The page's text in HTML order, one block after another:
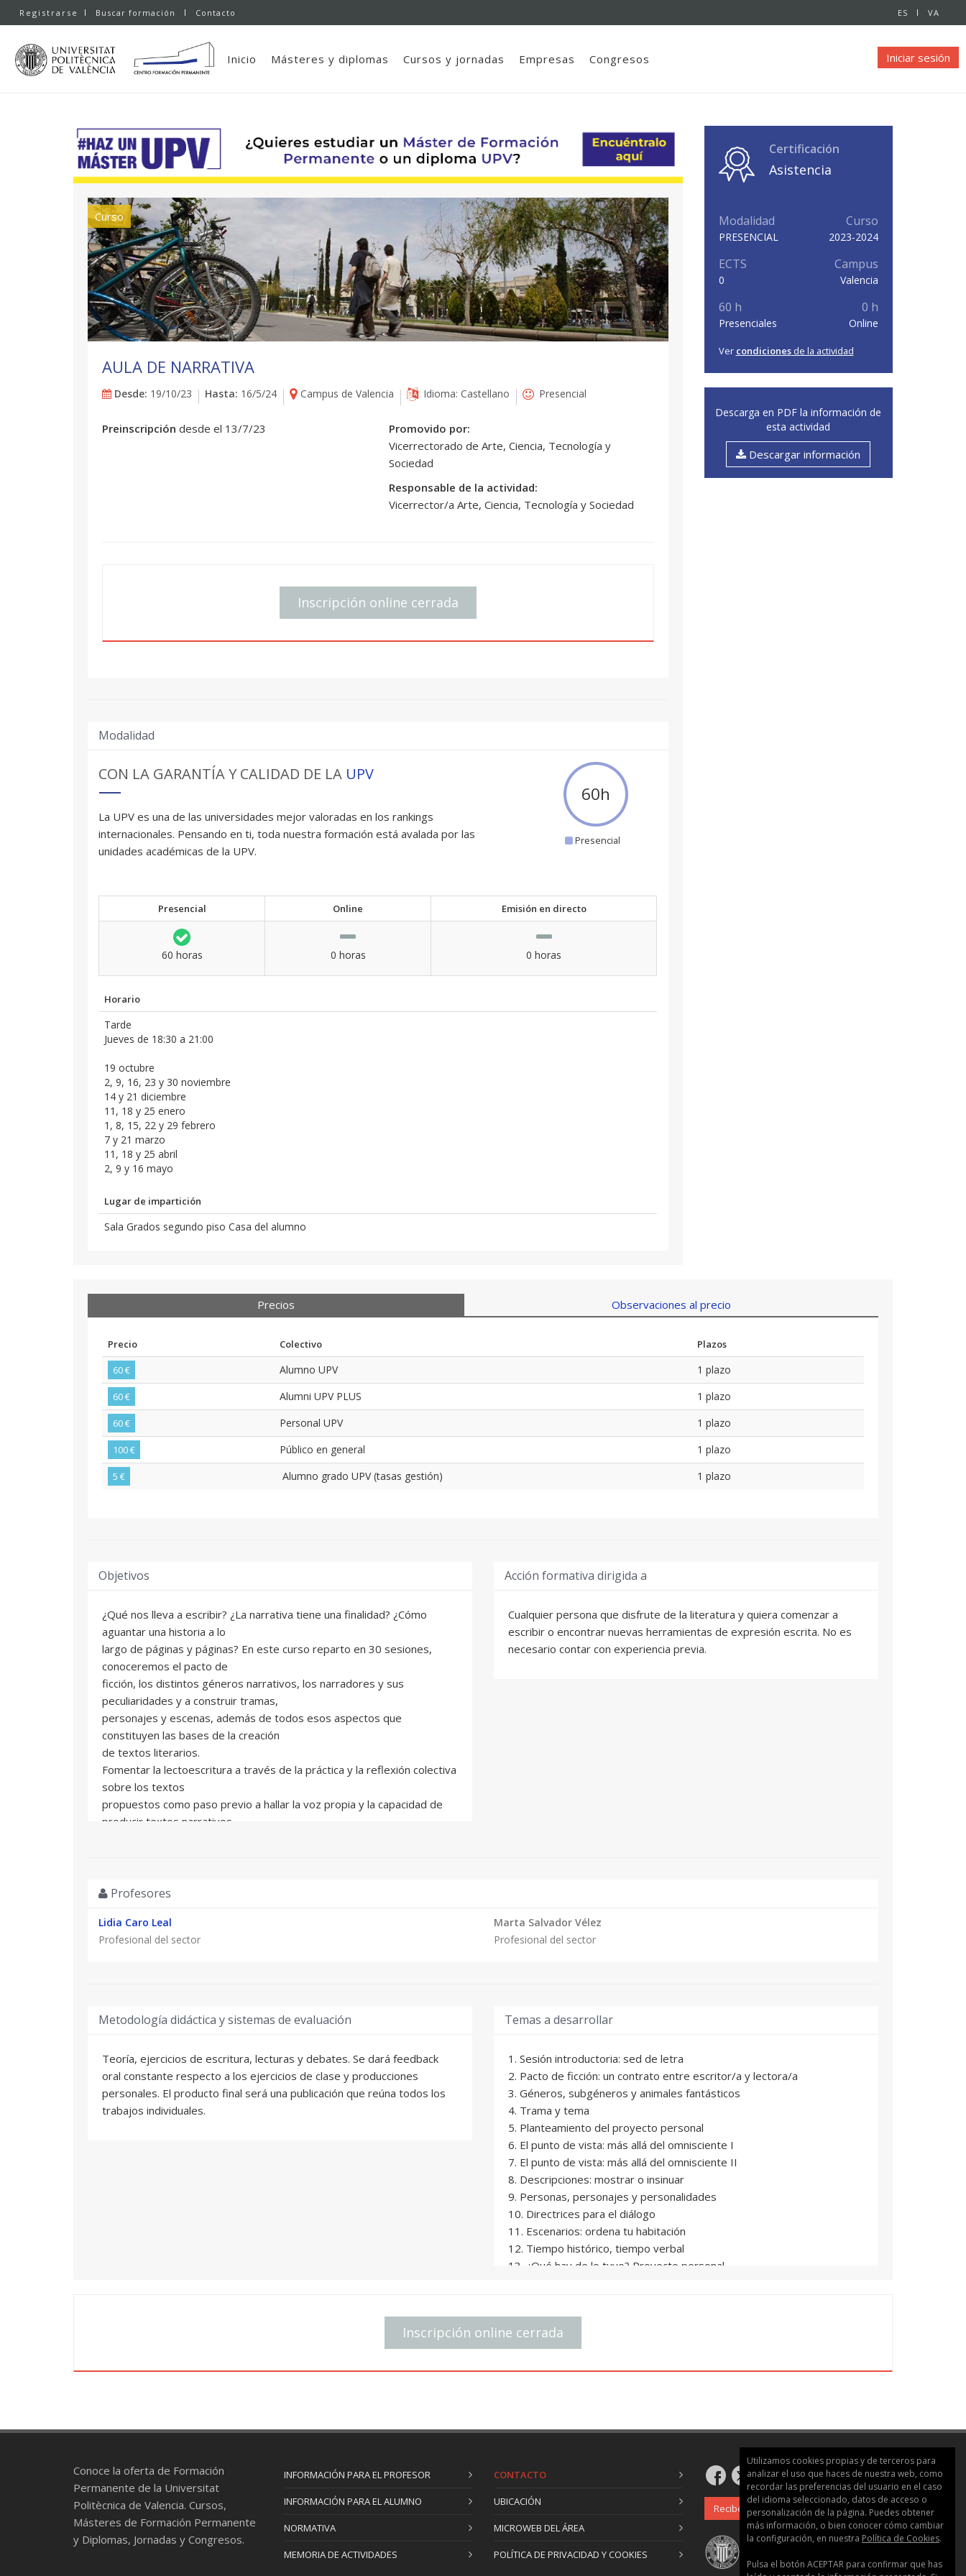
Registrarse Buscar formación Contacto ES VA
Iniciar sesión
Inicio Másteres y diplomas Cursos y jornadas Empresas Congresos
Curso
AULA DE NARRATIVA
Desde: 19/10/23 Hasta: 16/5/24 Campus de Valencia Idioma: Castellano Presencial
Preinscripción desde el 13/7/23
Promovido por:
Vicerrectorado de Arte, Ciencia, Tecnología y
Sociedad
Responsable de la actividad:
Vicerrector/a Arte, Ciencia, Tecnología y Sociedad
Inscripción online cerrada
Modalidad
CON LA GARANTÍA Y CALIDAD DE LA UPV
La UPV es una de las universidades mejor valoradas en los rankings
internacionales. Pensando en ti, toda nuestra formación está avalada por las
unidades académicas de la UPV.
60h
Presencial
Presencial Online Emisión en directo
60 horas 0 horas 0 horas
Horario
Tarde
Jueves de 18:30 a 21:00
19 octubre
2, 9, 16, 23 y 30 noviembre
14 y 21 diciembre
11, 18 y 25 enero
1, 8, 15, 22 y 29 febrero
7 y 21 marzo
11, 18 y 25 abril
2, 9 y 16 mayo
Lugar de impartición
Sala Grados segundo piso Casa del alumno
Certificación
Asistencia
Modalidad
PRESENCIAL
Curso
2023-2024
ECTS
0
Campus
Valencia
60 h
Presenciales
0 h
Online
Ver condicionesde la actividad
Descarga en PDF la información de
esta actividad
Descargar información
Precios Observaciones al precio
Precio Colectivo
Plazos
60 €
Alumno UPV 1 plazo
60 € Alumni UPV PLUS 1 plazo
60 € Personal UPV 1 plazo
100 € Público en general 1 plazo
5 € Alumno grado UPV (tasas gestión) 1 plazo
Objetivos
¿Qué nos lleva a escribir? ¿La narrativa tiene una finalidad? ¿Cómo
aguantar una historia a lo
largo de páginas y páginas? En este curso reparto en 30 sesiones,
conoceremos el pacto de
ficción, los distintos géneros narrativos, los narradores y sus
peculiaridades y a construir tramas,
personajes y escenas, además de todos esos aspectos que
constituyen las bases de la creación
de textos literarios.
Fomentar la lectoescritura a través de la práctica y la reflexión colectiva
sobre los textos
propuestos como paso previo a hallar la voz propia y la capacidad de
producir textos narrativos.
Acción formativa dirigida a
Cualquier persona que disfrute de la literatura y quiera comenzar a
escribir o encontrar nuevas herramientas de expresión escrita. No es
necesario contar con experiencia previa.
Profesores
Lidia Caro Leal
Profesional del sector
Marta Salvador Vélez
Profesional del sector
Metodología didáctica y sistemas de evaluación
Teoría, ejercicios de escritura, lecturas y debates. Se dará feedback
oral constante respecto a los ejercicios de clase y producciones
personales. El producto final será una publicación que reúna todos los
trabajos individuales.
Temas a desarrollar
1. Sesión introductoria: sed de letra
2. Pacto de ficción: un contrato entre escritor/a y lectora/a
3. Géneros, subgéneros y animales fantásticos
4. Trama y tema
5. Planteamiento del proyecto personal
6. El punto de vista: más allá del omnisciente I
7. El punto de vista: más allá del omnisciente II
8. Descripciones: mostrar o insinuar
9. Personas, personajes y personalidades
10. Directrices para el diálogo
11. Escenarios: ordena tu habitación
12. Tiempo histórico, tiempo verbal
13. ¿Qué hay de lo tuyo? Proyecto personal
16. La gran pregunta dramática
17. Día de metáforas
18. Lo autobiográfico. ¿Hay pacto?
19. ¿Cómo lo llevas? Proyecto personal
Inscripción online cerrada
Conoce la oferta de Formación
Permanente de la Universitat
Politècnica de Valencia. Cursos,
Másteres de Formación Permanente
y Diplomas, Jornadas y Congresos.
INFORMACIÓN PARA EL PROFESOR
INFORMACIÓN PARA EL ALUMNO
NORMATIVA
MEMORIA DE ACTIVIDADES
CONTACTO
UBICACIÓN
MICROWEB DEL ÁREA
POLÍTICA DE PRIVACIDAD Y COOKIES
Recibe nuestro boletín
Utilizamos cookies propias y de terceros para
analizar el uso que haces de nuestra web, como
recordar las preferencias del usuario en el caso
del idioma seleccionado, datos de acceso o
personalización de la página. Puedes obtener
más información, o bien conocer cómo cambiar
la configuración, en nuestra Política de Cookies.
Pulsa el botón ACEPTAR para confirmar que has